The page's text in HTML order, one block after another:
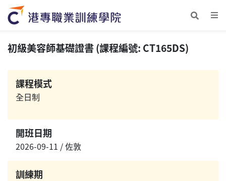
初級美容師基礎證書 (課程編號: CT165DS)
課程模式
全日制
開班日期
2026-09-11 / 佐敦
訓練期